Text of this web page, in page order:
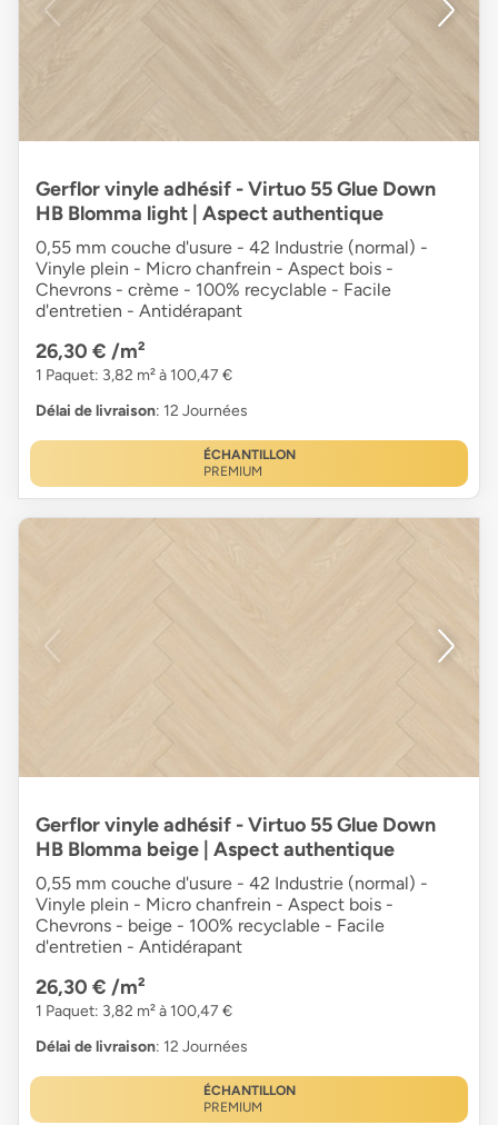
Gerflor vinyle adhésif - Virtuo 55 Glue Down
HB Blomma light | Aspect authentique
0,55 mm couche d'usure - 42 Industrie (normal) -
Vinyle plein - Micro chanfrein - Aspect bois -
Chevrons - crème - 100% recyclable - Facile
d'entretien - Antidérapant
26,30 € /m²
1 Paquet: 3,82 m² à 100,47 €
Délai de livraison: 12 Journées
ÉCHANTILLON
PREMIUM
Gerflor vinyle adhésif - Virtuo 55 Glue Down
HB Blomma beige | Aspect authentique
0,55 mm couche d'usure - 42 Industrie (normal) -
Vinyle plein - Micro chanfrein - Aspect bois -
Chevrons - beige - 100% recyclable - Facile
d'entretien - Antidérapant
26,30 € /m²
1 Paquet: 3,82 m² à 100,47 €
Délai de livraison: 12 Journées
ÉCHANTILLON
PREMIUM